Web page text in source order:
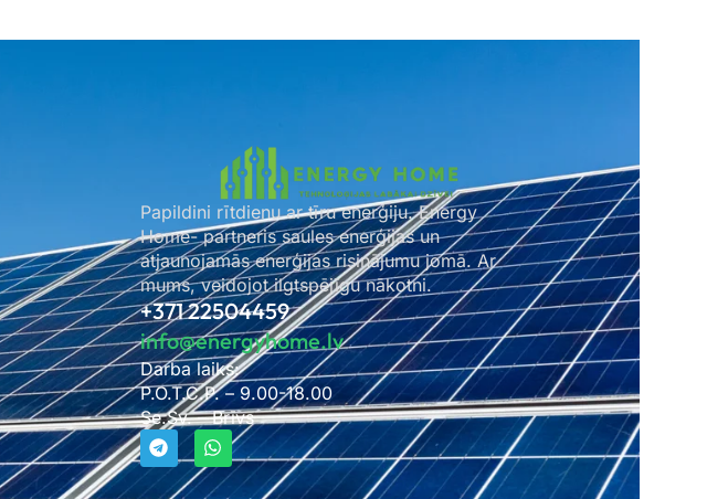
Papildini rītdienu ar tīru enerģiju. Energy
Home- partneris saules enerģijas un
atjaunojamās enerģijas risinājumu jomā. Ar
mums, veidojot ilgtspējīgu nākotni.
+371 22504459
info@energyhome.lv
Darba laiks:
P.O.T.C.P. – 9.00-18.00
Se.Sv. – Brīvs